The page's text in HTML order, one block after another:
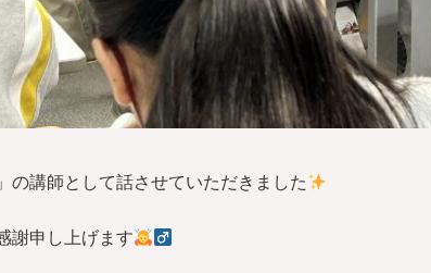
の講師として話させていただきました
謝申し上げます